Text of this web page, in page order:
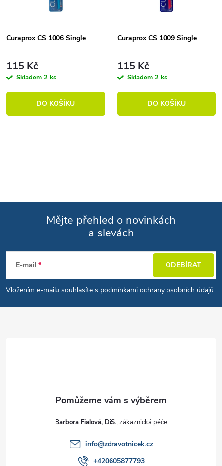
Curaprox CS 1006 Single
115 Kč
Skladem 2 ks
DO KOŠÍKU
Curaprox CS 1009 Single
115 Kč
Skladem 2 ks
DO KOŠÍKU
Mějte přehled o novinkách
a slevách
E-mail
Vložením e-mailu souhlasíte s podmínkami ochrany osobních údajů
ODEBÍRAT
Barbora Fialová, DiS.
info@zdravotnicek.cz
+420605877793